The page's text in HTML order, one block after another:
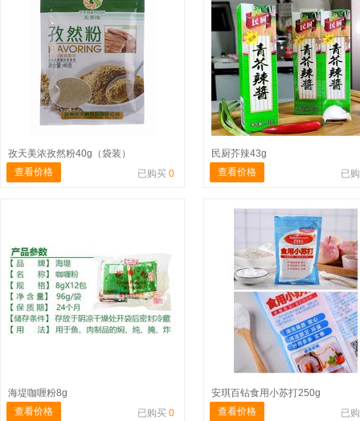
孜天美浓孜然粉40g（袋装）
查看价格
已购买 0
民厨芥辣43g
查看价格
已
海堤咖喱粉8g
查看价格
已购买 0
安琪百钻食用小苏打250g
查看价格
已